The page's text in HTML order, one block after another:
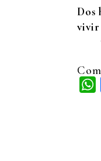
Dos
vivir